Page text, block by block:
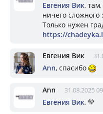
Евгения Вик,
ничего сложного
Только нужен
https://
Евгения Вик
Ann, спасибо
Ann 31.08.2025
Евгения Вик, 💚